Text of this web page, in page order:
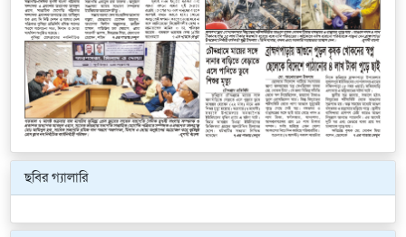
ছবির গ্যালারি